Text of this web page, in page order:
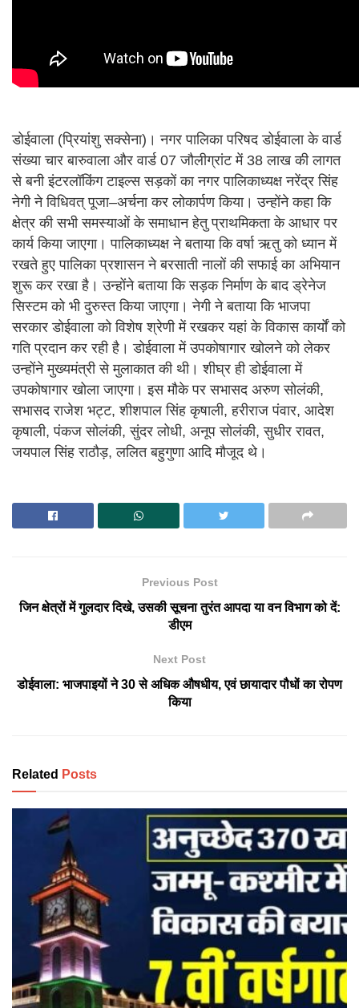
डोईवाला (प्रियांशु सक्सेना)। नगर पालिका परिषद डोईवाला के वार्ड
संख्या चार बारुवाला और वार्ड 07 जौलीग्रांट में 38 लाख की लागत
से बनी इंटरलॉकिंग टाइल्स सड़कों का नगर पालिकाध्यक्ष नरेंद्र सिंह
नेगी ने विधिवत् पूजा–अर्चना कर लोकार्पण किया। उन्होंने कहा कि
क्षेत्र की सभी समस्याओं के समाधान हेतु प्राथमिकता के आधार पर
कार्य किया जाएगा। पालिकाध्यक्ष ने बताया कि वर्षा ऋतु को ध्यान में
रखते हुए पालिका प्रशासन ने बरसाती नालों की सफाई का अभियान
शुरू कर रखा है। उन्होंने बताया कि सड़क निर्माण के बाद ड्रेनेज
सिस्टम को भी दुरुस्त किया जाएगा। नेगी ने बताया कि भाजपा
सरकार डोईवाला को विशेष श्रेणी में रखकर यहां के विकास कार्यों को
गति प्रदान कर रही है। डोईवाला में उपकोषागार खोलने को लेकर
उन्होंने मुख्यमंत्री से मुलाकात की थी। शीघ्र ही डोईवाला में
उपकोषागार खोला जाएगा। इस मौके पर सभासद अरुण सोलंकी,
सभासद राजेश भट्ट, शीशपाल सिंह कृषाली, हरीराज पंवार, आदेश
कृषाली, पंकज सोलंकी, सुंदर लोधी, अनूप सोलंकी, सुधीर रावत,
जयपाल सिंह राठौड़, ललित बहुगुणा आदि मौजूद थे।
Previous Post
जिन क्षेत्रों में गुलदार दिखे, उसकी सूचना तुरंत आपदा या वन विभाग को दें:
डीएम
Next Post
डोईवाला: भाजपाइयों ने 30 से अधिक औषधीय, एवं छायादार पौधों का रोपण
किया
Related Posts